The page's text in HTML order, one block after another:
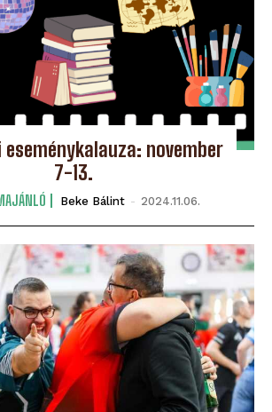
eseménykalauza: november
7-13.
Beke Bálint - 2024.11.06.